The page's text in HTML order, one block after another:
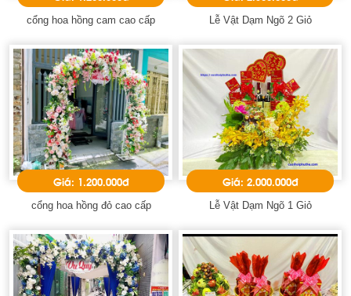
cổng hoa hồng cam cao cấp Lễ Vật Dạm Ngõ 2 Giỏ
Giá: 1.200.000đ
cổng hoa hồng đỏ cao cấp
Giá: 2.000.000đ
Lễ Vật Dạm Ngõ 1 Giỏ